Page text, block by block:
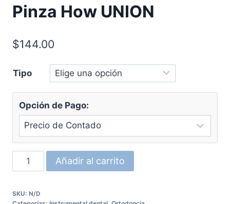
Pinza How UNION
$144.00
Tipo
Opción de Pago:
Pinza
How
cantidad
Añadir al carrito
SKU: N/D